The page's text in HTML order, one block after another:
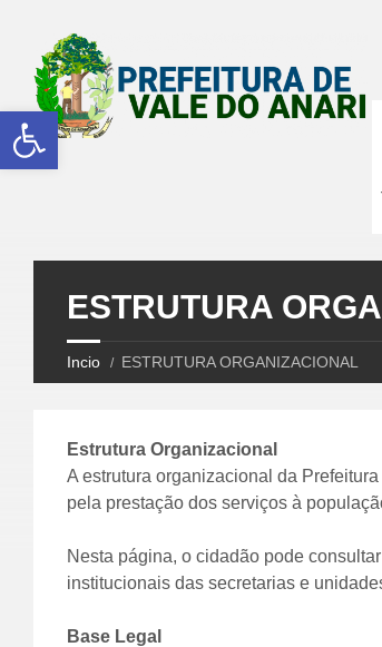
Abrir a barra de ferramentas
ESTRUTURA
Incio ESTRUTURA ORGANIZACIONAL
Estrutura Organizacional
A estrutura organizacional da
pela prestação dos serviços à
Nesta página, o cidadão pode
institucionais das secretarias e
Base Legal